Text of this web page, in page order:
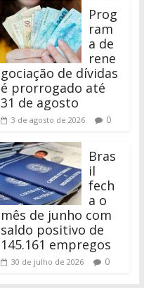
Prog
ram
a de
rene
gociação de dívidas
é prorrogado até
31 de agosto
3 de agosto de 2026 0
Bras
il
fech
a o
mês de junho com
saldo positivo de
145.161 empregos
30 de julho de 2026 0